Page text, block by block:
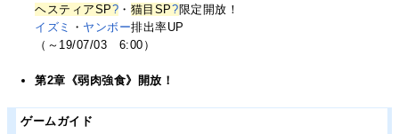
ヘスティアSP? ・ 猫目SP?限定開放！
イズミ
・ ヤンボー排出率UP
（～19/07/03 6:00）
第2章《弱肉強食》開放！
ゲームガイド